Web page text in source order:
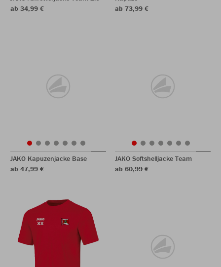
ab 34,99 €
ab 73,99 €
JAKO Kapuzenjacke Base
ab 47,99 €
JAKO Softshelljacke Team
ab 60,99 €